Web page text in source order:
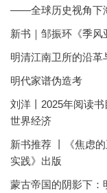
——全球历史视角下
新书｜邹振环《季风
明清江南卫所的沿革
明代家谱伪造考
刘洋丨2025年阅读
世界经济
新书推荐 丨《焦虑
实践》出版
蒙古帝国的阴影下：